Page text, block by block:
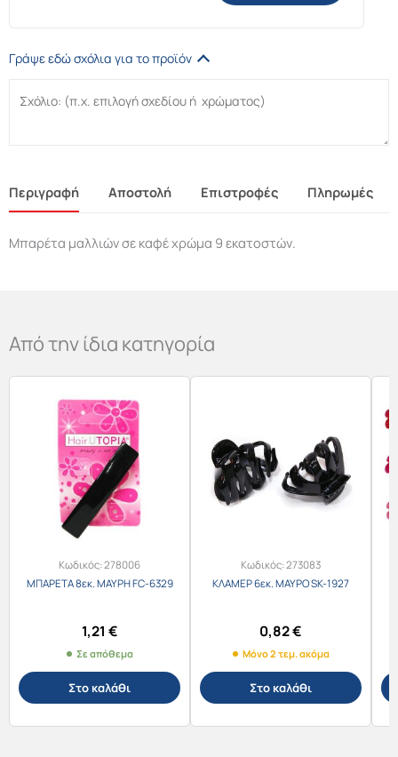
Γράψε εδώ σχόλια για το προϊόν
Περιγραφή Αποστολή Επιστροφές Πληρωμές
Μπαρέτα μαλλιών σε καφέ χρώμα 9 εκατοστών.
Από την ίδια κατηγορία
Κωδικός:278006
ΜΠΑΡΕΤΑ 8εκ. ΜΑΥΡΗ FC-6329
1,21 €
Σε απόθεμα
Στο καλάθι
Κωδικός:273083
ΚΛΑΜΕΡ 6εκ. ΜΑΥΡΟ SK-1927
0,82€
Μόνο 2 τεμ. ακόμα
Στο καλάθι